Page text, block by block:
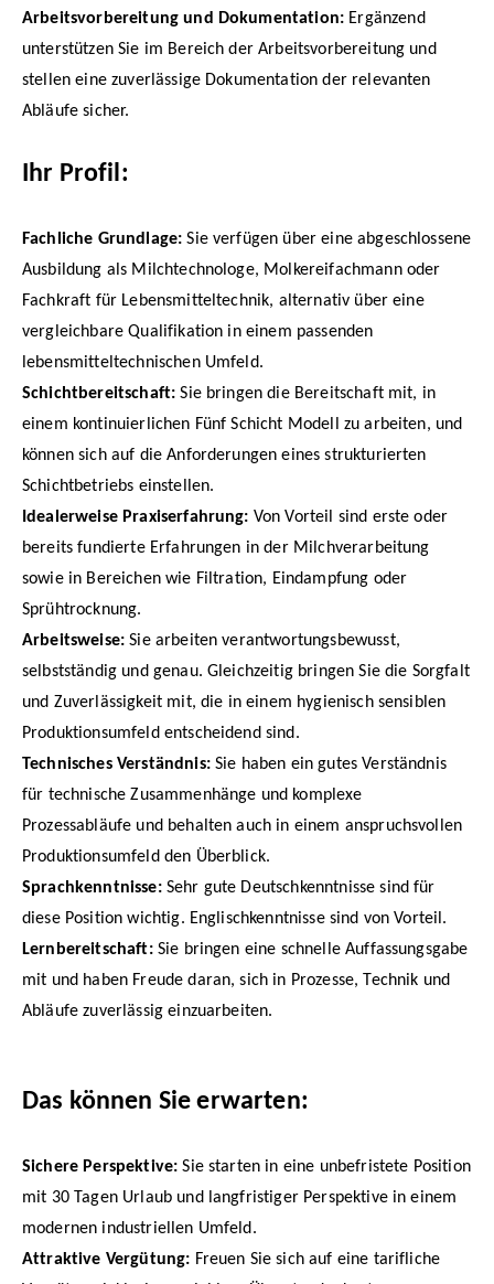
Arbeitsvorbereitung und Dokumentation: Ergänzend
unterstützen Sie im Bereich der Arbeitsvorbereitung und
stellen eine zuverlässige Dokumentation der relevanten
Abläufe sicher.
Ihr Profil:
Fachliche Grundlage: Sie verfügen über eine abgeschlossene
Ausbildung als Milchtechnologe, Molkereifachmann oder
Fachkraft für Lebensmitteltechnik, alternativ über eine
vergleichbare Qualifikation in einem passenden
lebensmitteltechnischen Umfeld.
Schichtbereitschaft: Sie bringen die Bereitschaft mit, in
einem kontinuierlichen Fünf Schicht Modell zu arbeiten, und
können sich auf die Anforderungen eines strukturierten
Schichtbetriebs einstellen.
Idealerweise Praxiserfahrung: Von Vorteil sind erste oder
bereits fundierte Erfahrungen in der Milchverarbeitung
sowie in Bereichen wie Filtration, Eindampfung oder
Sprühtrocknung.
Arbeitsweise: Sie arbeiten verantwortungsbewusst,
selbstständig und genau. Gleichzeitig bringen Sie die Sorgfalt
und Zuverlässigkeit mit, die in einem hygienisch sensiblen
Produktionsumfeld entscheidend sind.
Technisches Verständnis:Sie haben ein gutes Verständnis
für technische Zusammenhänge und komplexe
Prozessabläufe und behalten auch in einem anspruchsvollen
Produktionsumfeld den Überblick.
Sprachkenntnisse:Sehr gute Deutschkenntnisse sind für
diese Position wichtig. Englischkenntnisse sind von Vorteil.
Lernbereitschaft:Sie bringen eine schnelle Auffassungsgabe
mit und haben Freude daran, sich in Prozesse, Technik und
Abläufe zuverlässig einzuarbeiten.
Das können Sie erwarten:
Sichere Perspektive: Sie starten in eine unbefristete Position
mit 30 Tagen Urlaub und langfristiger Perspektive in einem
modernen industriellen Umfeld.
Attraktive Vergütung: Freuen Sie sich auf eine tarifliche